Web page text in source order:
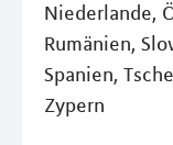
Niederlande,
Rumänien,
Spanien,
Zypern